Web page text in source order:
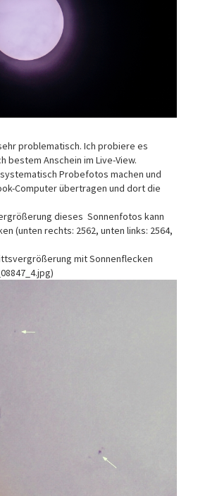
problematisch. Ich probiere es
bestem Anschein im Live-View.
Probefotos machen und
Computer übertragen und dort die
dieses Sonnenfotos kann
(unten rechts: 2562, unten links: 2564,
mit Sonnenflecken